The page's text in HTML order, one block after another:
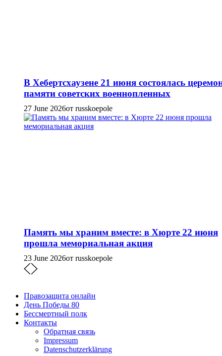
В Хебертсхаузене 21 июня состоялась
памяти советских военнопленных
27 June 2026от russkoepole
Память мы храним вместе: в Хюрте 22 июня
прошла мемориальная акция
23 June 2026от russkoepole
Правозащита онлайн
День Победы 80
Бессмертный полк
Контакты
Обратная связь
Impressum
Datenschutzerklärung